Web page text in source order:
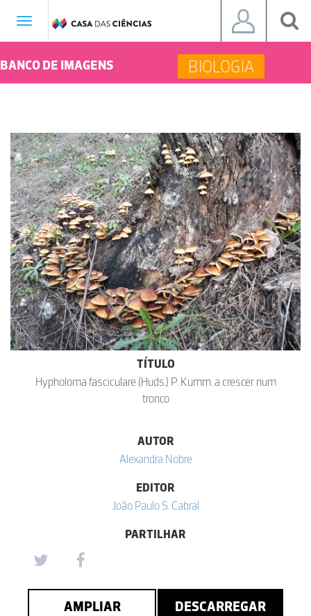
Toggle
BANCO DE IMAGENS BIOLOGIA
TÍTULO
Hypholoma fasciculare (Huds.) P. Kumm. a crescer num
tronco
AUTOR
Alexandra Nobre
EDITOR
João Paulo S. Cabral
PARTILHAR
AMPLIAR DESCARREGAR